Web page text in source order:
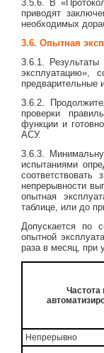
3.5.6. В
приводят
необходимых
3.6. Опытная
3.6.1.
эксплуатацию»,
предварительные
3.6.2.
проверки
функции и
АСУ.
3.6.3.
испытаниями
непрерывности
опытная
таблице, или до
Допускается по
опытной
раза в месяц, при
Частота
Непрерывно